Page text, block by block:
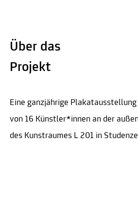
Über das
Projekt
Eine ganzjährige
von 16 Künstler*innen an der
des Kunstraumes L 201 in